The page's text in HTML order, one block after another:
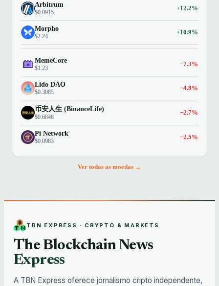
Arbitrum
$0.0915
+12.2%
Morpho
$2.24
+10.9%
MemeCore
$1.23
−7.3%
Lido DAO
$0.3085
−4.8%
币安人生 (BinanceLife)
$0.6848
−2.7%
Pi Network
$0.0983
−2.5%
Ver todas as moedas →
TBN EXPRESS · CRYPTO & MARKETS
The Blockchain News
Express
A TBN Express oferece jornalismo cripto independente,